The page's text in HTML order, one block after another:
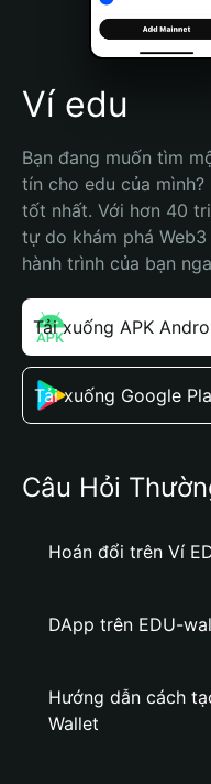
Português (Brasil)
Español (Argentina)
Ví edu
Bạn đang muốn tìm
tín cho edu của
tốt nhất. Với hơn 40
tự do khám phá
hành trình của bạn
Tải xuống APK
Tải xuống Google
Câu Hỏi
Hoán đổi trên Ví
DApp trên EDU-
Hướng dẫn cách
Wallet